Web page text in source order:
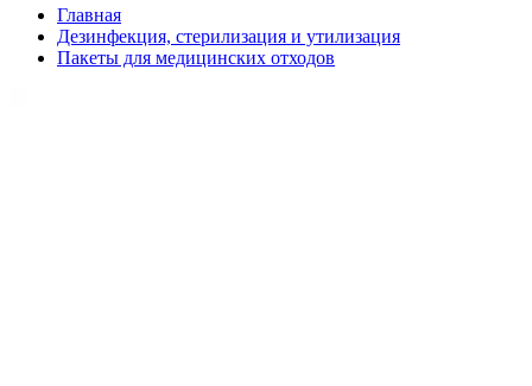
Главная
Дезинфекция, стерилизация и утилизация
Пакеты для медицинских отходов